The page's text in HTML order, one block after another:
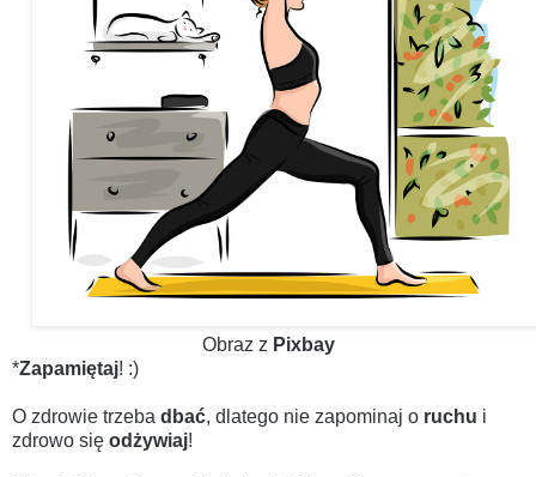
Obraz z Pixbay
*Zapamiętaj! :)
O zdrowie trzeba dbać, dlatego nie zapominaj o ruchu i
zdrowo się odżywiaj!